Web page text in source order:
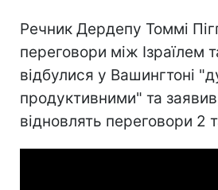
Речник Дердепу Томмі
переговори між Ізраїлем
відбулися у Вашингтоні
продуктивними" та
відновлять переговори 2